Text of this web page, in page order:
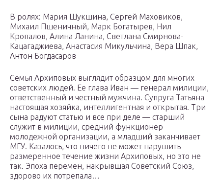
В ролях: Мария Шукшина, Сергей Маховиков,
Михаил Пшеничный, Марк Богатырев, Нил
Кропалов, Алина Ланина, Светлана Смирнова-
Кацагаджиева, Анастасия Микульчина, Вера Шпак,
Антон Богдасаров
Семья Архиповых выглядит образцом для многих
советских людей. Ее глава Иван — генерал милиции,
ответственный и честный мужчина. Супруга Татьяна
настоящая хозяйка, интеллигентная и открытая. Три
сына радуют статью и все при деле — старший
служит в милиции, средний функционер
молодежной организации, а младший заканчивает
МГУ. Казалось, что ничего не может нарушить
размеренное течение жизни Архиповых, но это не
так. Эпоха перемен, накрывшая Советский Союз,
здорово их потрепала…